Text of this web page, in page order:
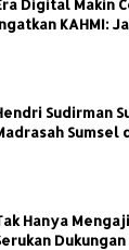
Digital Makin
KAHMI:
Sudirman
Sumsel
Hanya